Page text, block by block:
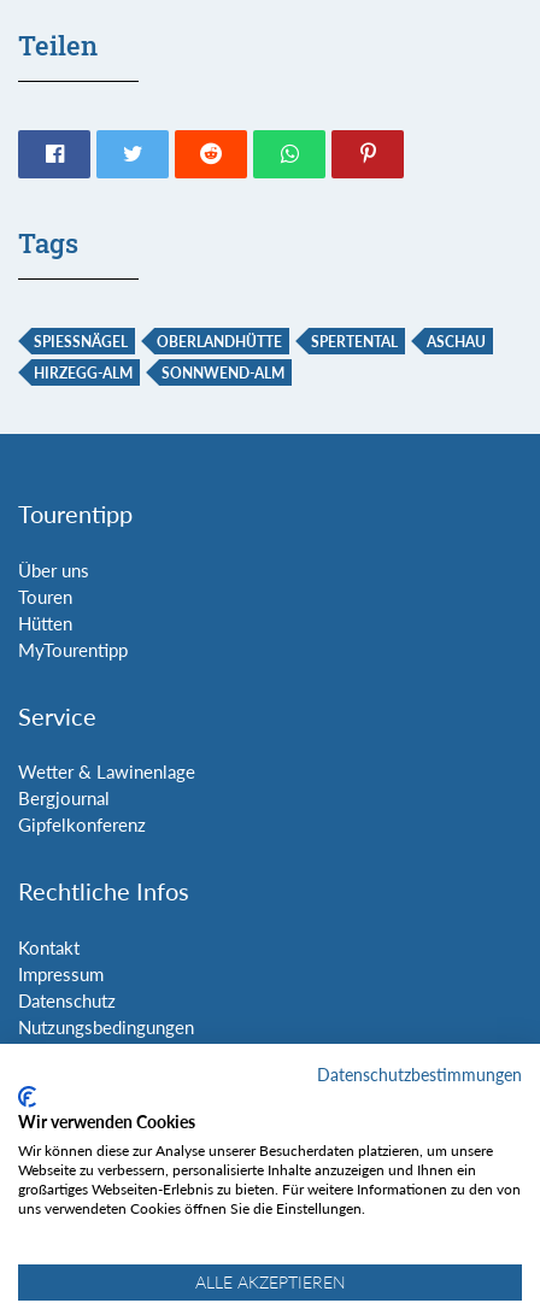
Teilen
Tags
SPIESSNÄGEL OBERLANDHÜTTE SPERTENTAL
ASCHAU
HIRZEGG-ALM
SONNWEND-ALM
Tourentipp
Über uns
Touren
Hütten
MyTourentipp
Service
Wetter & Lawinenlage
Bergjournal
Gipfelkonferenz
Rechtliche Infos
Kontakt
Impressum
Datenschutz
Nutzungsbedingungen
Social Media
Gefällt mir
Datenschutzbestimmungen
Wir verwenden Cookies
Wir können diese zur Analyse unserer Besucherdaten platzieren, um unsere
Webseite zu verbessern, personalisierte Inhalte anzuzeigen und Ihnen ein
großartiges Webseiten-Erlebnis zu bieten. Für weitere Informationen zu den von
uns verwendeten Cookies öffnen Sie die Einstellungen.
ALLE AKZEPTIEREN